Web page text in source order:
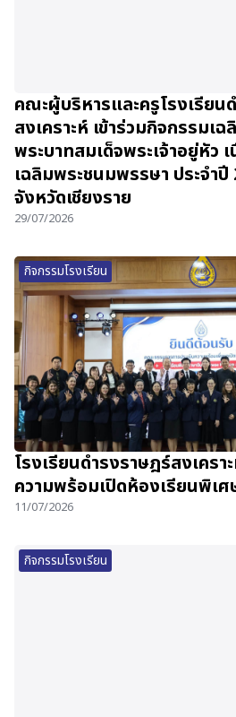
คณะผู้บริหารและครูโรงเรียน
สงเคราะห์ เข้าร่วมกิจกรรมเ
พระบาทสมเด็จพระเจ้าอยู่หัว
เฉลิมพระชนมพรรษา ประจำ
จังหวัดเชียงราย
29/07/2026
กิจกรรมโรงเรียน
โรงเรียนดำรงราษฎร์สงเครา
ความพร้อมเปิดห้องเรียนพิเ
11/07/2026
กิจกรรมโรงเรียน